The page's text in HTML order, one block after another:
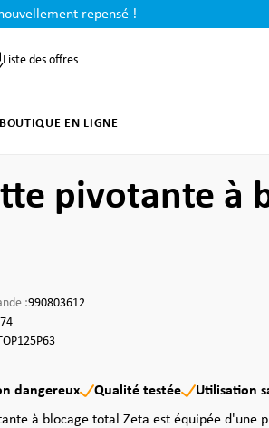
repensé !
Liste des offres
BOUTIQUE EN LIGNE
pivotante à
:990803612
dangereux Qualité testée
Utilisation
à blocage total Zeta est équipée d'une